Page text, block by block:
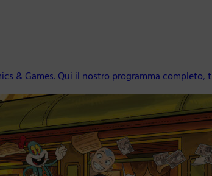
& Games. Qui il nostro programma completo,